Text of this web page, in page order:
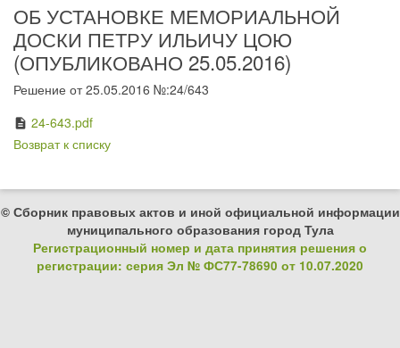
ОБ УСТАНОВКЕ МЕМОРИАЛЬНОЙ
ДОСКИ ПЕТРУ ИЛЬИЧУ ЦОЮ
(ОПУБЛИКОВАНО 25.05.2016)
Решение от 25.05.2016 №:24/643
description 24-643.pdf
Возврат к списку
© Сборник правовых актов и иной официальной информации
муниципального образования город Тула
Регистрационный номер и дата принятия решения о
регистрации: серия Эл № ФС77-78690 от 10.07.2020